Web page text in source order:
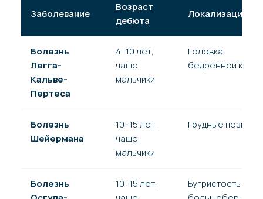
Заболевание
Возраст
дебюта
Локализация
Болезнь
Легга-
Кальве-
Пертеса
4–10 лет,
чаще
мальчики
Головка
бедренной кости
Болезнь
Шейермана
10–15 лет,
чаще
мальчики
Грудные
Болезнь
10–15 лет,
Бугристость